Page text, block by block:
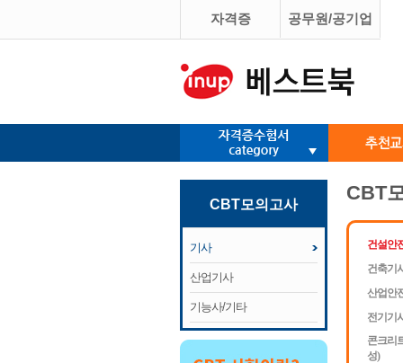
자격증 공무원/공기업
CBT모의고사
기사
산업기사
기능사/기타
CBT
건설안
건축기
산업안
전기기
콘크리
성)